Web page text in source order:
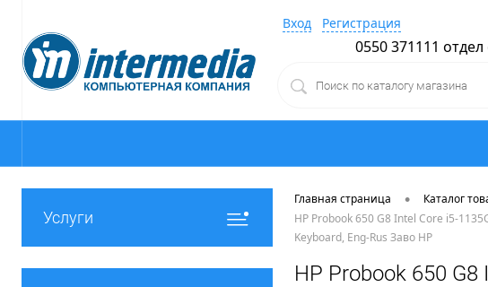
Вход Регистрация
0550 371111 отдел
Услуги
Главная страница • Каталог
HP Probook 650 G8 Intel Core i5-
Keyboard, Eng-Rus Заво HP
HP Probook 650 G8